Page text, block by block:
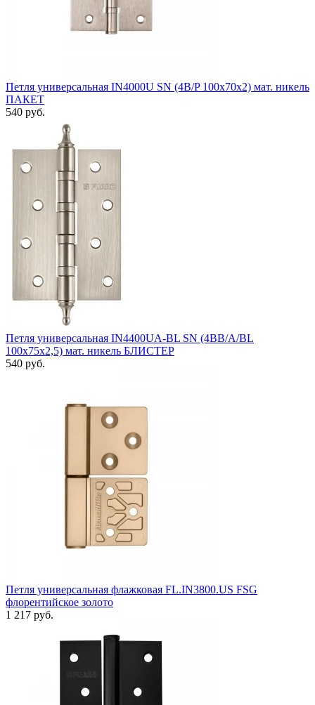
Петля универсальная IN4000U SN (4B/P 100x70x2) мат. никель
ПАКЕТ
540 руб.
Петля универсальная IN4400UA-BL SN (4BB/A/BL
100x75x2,5) мат. никель БЛИСТЕР
540 руб.
Петля универсальная флажковая FL.IN3800.US FSG
флорентийское золото
1 217 руб.